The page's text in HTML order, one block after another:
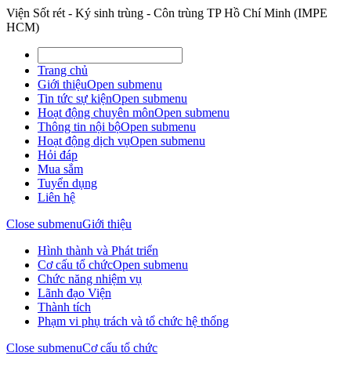
Viện Sốt rét - Ký sinh trùng - Côn trùng TP Hồ Chí Minh (IMPE
HCM)
Trang chủ
Giới thiệuOpen submenu
Tin tức sự kiệnOpen submenu
Hoạt động chuyên mônOpen submenu
Thông tin nội bộOpen submenu
Hoạt động dịch vụOpen submenu
Hỏi đáp
Mua sắm
Tuyển dụng
Liên hệ
Close submenuGiới thiệu
Hình thành và Phát triển
Cơ cấu tổ chứcOpen submenu
Chức năng nhiệm vụ
Lãnh đạo Viện
Thành tích
Phạm vi phụ trách và tổ chức hệ thống
Close submenuCơ cấu tổ chức